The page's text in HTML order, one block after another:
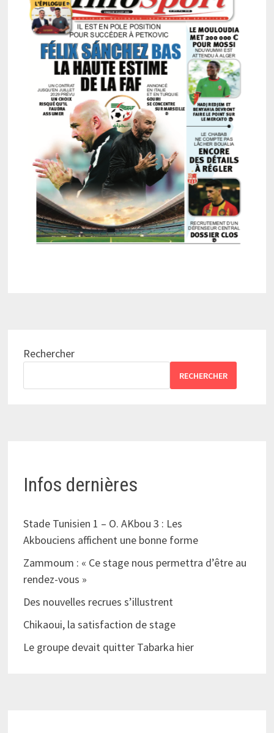
Rechercher
RECHERCHER
Infos dernières
Stade Tunisien 1 – O. AKbou 3 : Les
Akbouciens affichent une bonne forme
Zammoum : « Ce stage nous permettra d’être au
rendez-vous »
Des nouvelles recrues s’illustrent
Chikaoui, la satisfaction de stage
Le groupe devait quitter Tabarka hier